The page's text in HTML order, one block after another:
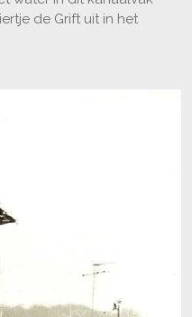
de Grift uit in het